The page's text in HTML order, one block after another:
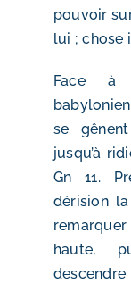
pouvoir
lui ; chose
Face à
se
jusqu’à
Gn 11.
dérision
haute,